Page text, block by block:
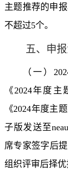
主题推荐的申
不超过5个。
五、申
（一）
《2024年度
《2024年度主
子版发送至
席专家签字后
组织评审后择优